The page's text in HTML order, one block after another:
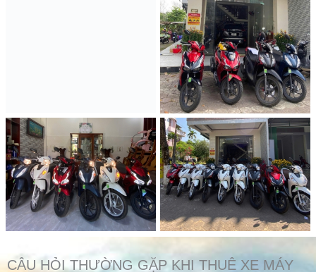
CÂU HỎI THƯỜNG GẶP KHI THUÊ XE MÁY